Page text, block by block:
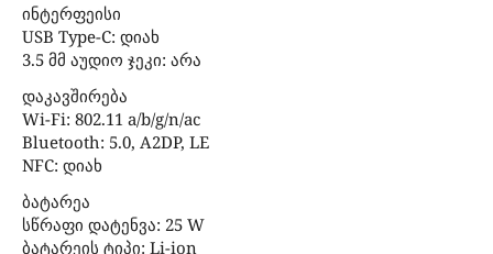
ინტერფეისი
USB Type-C: დიახ
3.5 მმ აუდიო ჯეკი: არა
დაკავშირება
Wi-Fi: 802.11 a/b/g/n/ac
Bluetooth: 5.0, A2DP, LE
NFC: დიახ
ბატარეა
სწრაფი დატენვა: 25 W
ბატარეის ტიპი: Li-ion